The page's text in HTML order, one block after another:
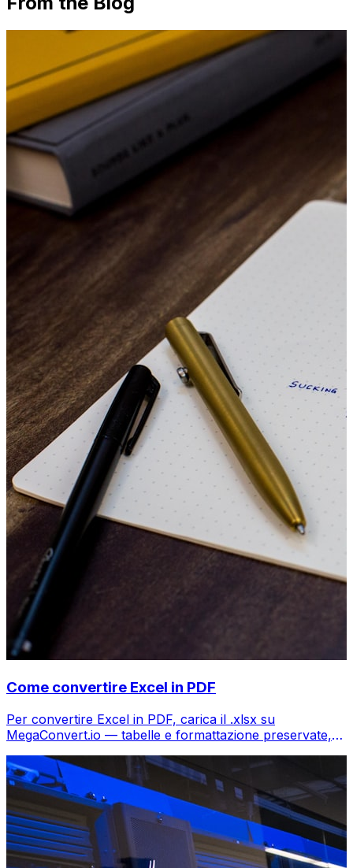
Come convertire Excel in PDF
Per convertire Excel in PDF, carica il .xlsx su
MegaConvert.io — tabelle e formattazione preservate,